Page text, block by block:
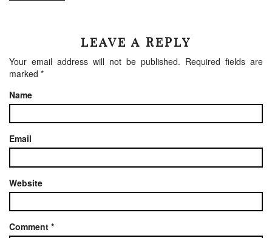
LEAVE A REPLY
Your email address will not be published. Required fields are
marked *
Name
Email
Website
Comment *